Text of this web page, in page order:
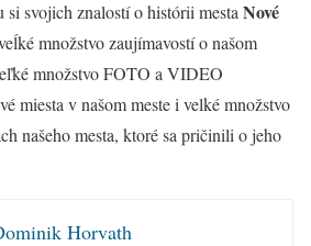
svojich znalostí o histórii mesta Nové
množstvo zaujímavostí o našom
množstvo FOTO a VIDEO
miesta v našom meste i velké množstvo
našeho mesta, ktoré sa pričinili o jeho
Horvath